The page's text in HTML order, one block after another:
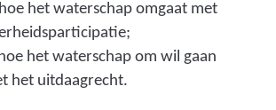
e
r
d
het waterschap omgaat met
het waterschap om wil gaan
het uitdaagrecht.